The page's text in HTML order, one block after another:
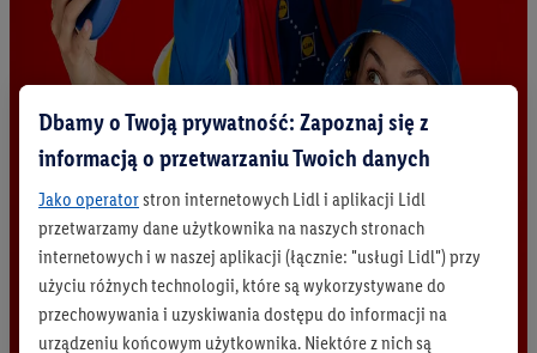
Dbamy o Twoją prywatność: Zapoznaj się z
informacją o przetwarzaniu Twoich danych
Jako operatorstron internetowych Lidl i aplikacji Lidl
przetwarzamy dane użytkownika na naszych stronach
internetowych i w naszej aplikacji (łącznie: "usługi Lidl") przy
użyciu różnych technologii, które są wykorzystywane do
przechowywania i uzyskiwania dostępu do informacji na
urządzeniu końcowym użytkownika. Niektóre z nich są